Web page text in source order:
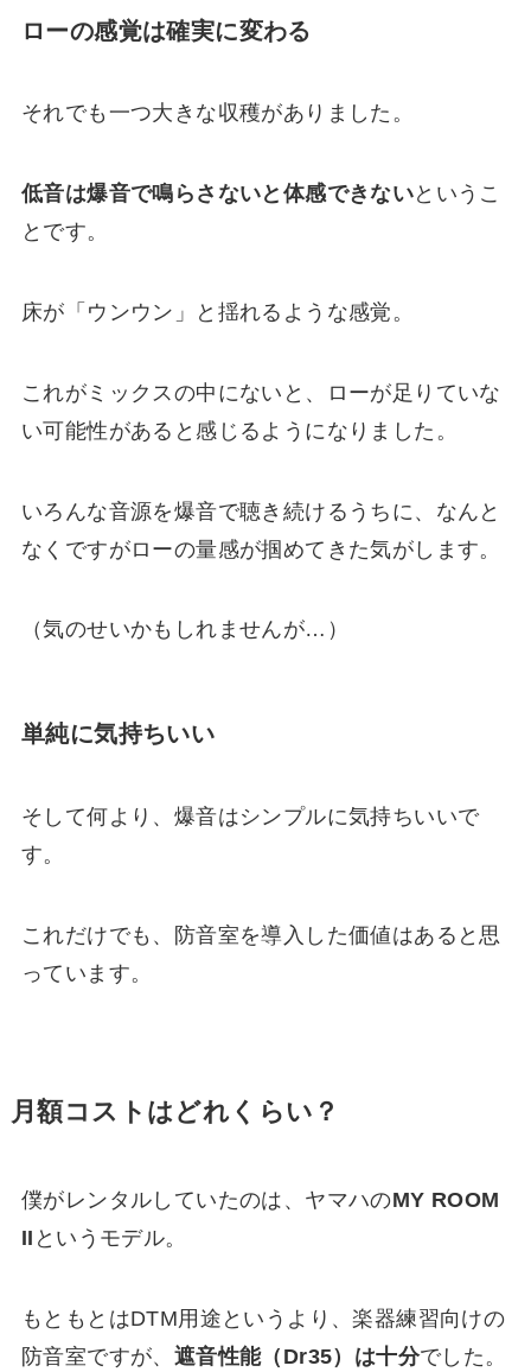
ローの感覚は確実に変わる
それでも一つ大きな収穫がありました。
低音は爆音で鳴らさないと体感できないというこ
とです。
床が「ウンウン」と揺れるような感覚。
これがミックスの中にないと、ローが足りていな
い可能性があると感じるようになりました。
いろんな音源を爆音で聴き続けるうちに、なんと
なくですがローの量感が掴めてきた気がします。
（気のせいかもしれませんが…）
単純に気持ちいい
そして何より、爆音はシンプルに気持ちいいで
す。
これだけでも、防音室を導入した価値はあると思
っています。
月額コストはどれくらい？
僕がレンタルしていたのは、ヤマハのMY ROOM
II というモデル。
もともとはDTM用途というより、楽器練習向けの
防音室ですが、 遮音性能（Dr35）は十分でした。